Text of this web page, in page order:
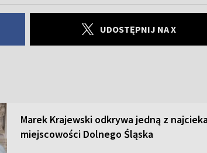
UDOSTĘPNIJ NA X
Marek Krajewski odkrywa jedną z
miejscowości Dolnego Śląska